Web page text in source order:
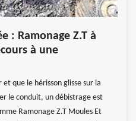
: Ramonage Z.T à
à une
que le hérisson glisse sur la
le conduit, un débistrage est
Ramonage Z.T Moules Et